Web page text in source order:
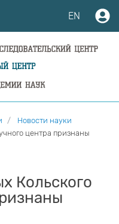
EN
Новости науки
центра признаны
Кольского